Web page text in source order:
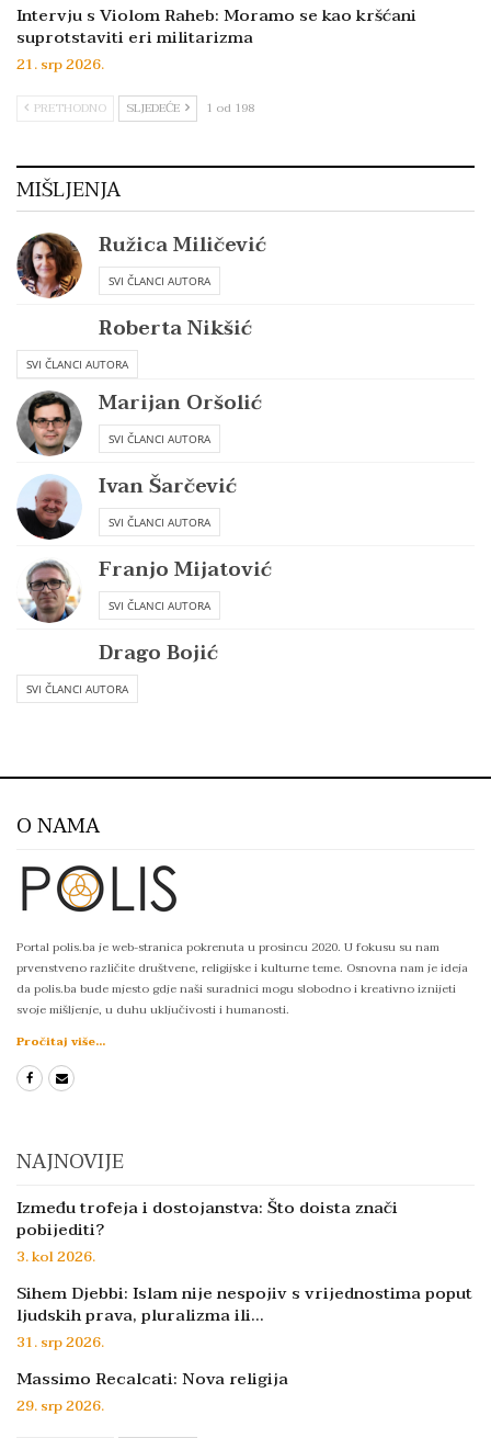
Intervju s Violom Raheb: Moramo se kao kršćani
suprotstaviti eri militarizma
21. srp 2026.
PRETHODNO SLJEDEĆE 1 od 198
MIŠLJENJA
Ružica Miličević
SVI ČLANCI AUTORA
Roberta Nikšić
SVI ČLANCI AUTORA
Marijan Oršolić
SVI ČLANCI AUTORA
Ivan Šarčević
SVI ČLANCI AUTORA
Franjo Mijatović
SVI ČLANCI AUTORA
Drago Bojić
SVI ČLANCI AUTORA
O NAMA
Portal polis.ba je web-stranica pokrenuta u prosincu 2020. U fokusu su nam
prvenstveno različite društvene, religijske i kulturne teme. Osnovna nam je ideja
da polis.ba bude mjesto gdje naši suradnici mogu slobodno i kreativno iznijeti
svoje mišljenje, u duhu uključivosti i humanosti.
Pročitaj više...
NAJNOVIJE
Između trofeja i dostojanstva: Što doista znači
pobijediti?
3. kol 2026.
Sihem Djebbi: Islam nije nespojiv s vrijednostima poput
ljudskih prava, pluralizma ili…
31. srp 2026.
Massimo Recalcati: Nova religija
29. srp 2026.